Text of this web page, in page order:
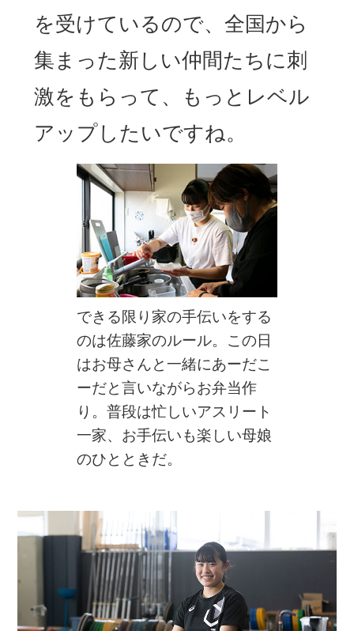
を受けているので、全国から
集まった新しい仲間たちに刺
激をもらって、もっとレベル
アップしたいですね。
できる限り家の手伝いをする
のは佐藤家のルール。この日
はお母さんと一緒にあーだこ
ーだと言いながらお弁当作
り。普段は忙しいアスリート
一家、お手伝いも楽しい母娘
のひとときだ。